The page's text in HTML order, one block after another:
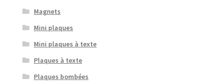
Magnets
Mini plaques
Mini plaques à texte
Plaques à texte
Plaques bombées